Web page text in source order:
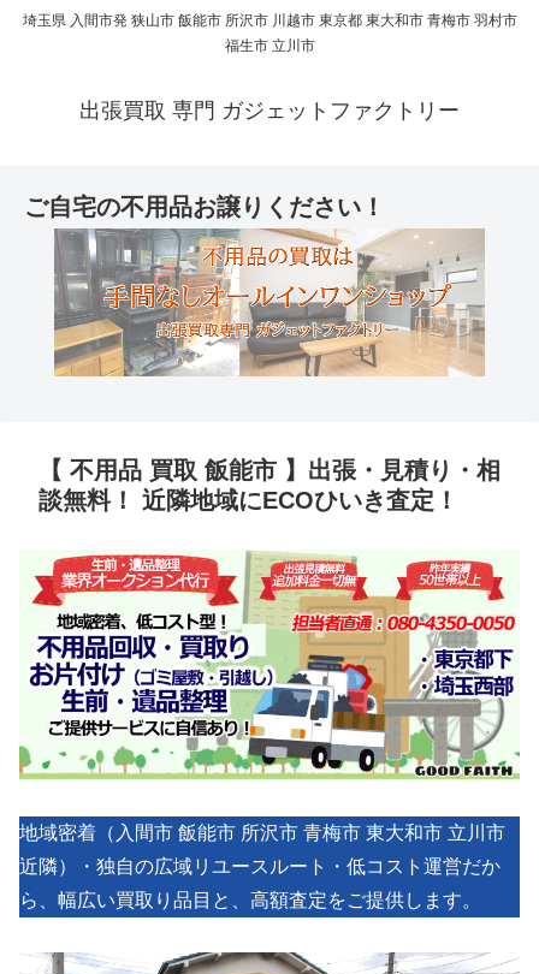
埼玉県 入間市発 狭山市 飯能市 所沢市 川越市 東京都 東大和市 青梅市 羽村市
福生市 立川市
出張買取 専門 ガジェットファクトリー
ご自宅の不用品お譲りください！
【 不用品 買取 飯能市 】出張・見積り・相
談無料！ 近隣地域にECOひいき査定！
地域密着（入間市 飯能市 所沢市 青梅市 東大和市 立川市
近隣）・独自の広域リユースルート・低コスト運営だか
ら、幅広い買取り品目と、高額査定をご提供します。